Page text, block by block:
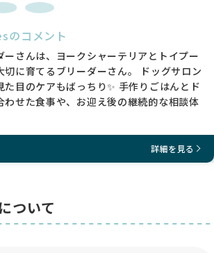
コメント
ーさんは、ヨークシャーテリアとトイプー
切に育てるブリーダーさん。 ドッグサロン
た目のケアもばっちり✨ 手作りごはんとド
わせた食事や、お迎え後の継続的な相談体
詳細を見る
ついて